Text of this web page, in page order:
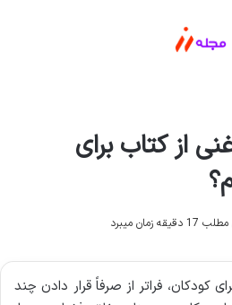
از کتاب برای
زمان میبرد
کودکان، فراتر از صرفاً قرار دادن چند